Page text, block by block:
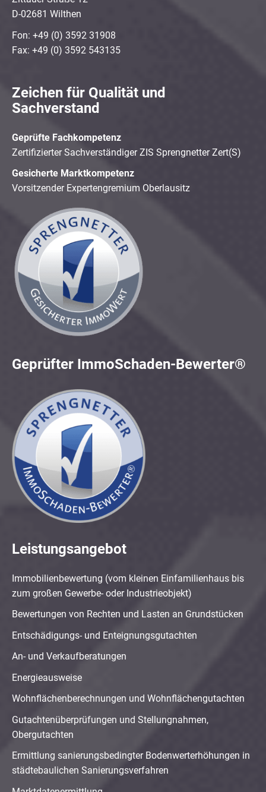
D-02681 Wilthen
Fon: +49 (0) 3592 31908
Fax: +49 (0) 3592 543135
Zeichen für Qualität und
Sachverstand
Geprüfte Fachkompetenz
Zertifizierter Sachverständiger ZIS Sprengnetter Zert(S)
Gesicherte Marktkompetenz
Vorsitzender Expertengremium Oberlausitz
Geprüfter ImmoSchaden-Bewerter®
Leistungsangebot
Immobilienbewertung (vom kleinen Einfamilienhaus bis
zum großen Gewerbe- oder Industrieobjekt)
Bewertungen von Rechten und Lasten an Grundstücken
Entschädigungs- und Enteignungsgutachten
An- und Verkaufberatungen
Energieausweise
Wohnflächenberechnungen und Wohnflächengutachten
Gutachtenüberprüfungen und Stellungnahmen,
Obergutachten
Ermittlung sanierungsbedingter Bodenwerterhöhungen in
städtebaulichen Sanierungsverfahren